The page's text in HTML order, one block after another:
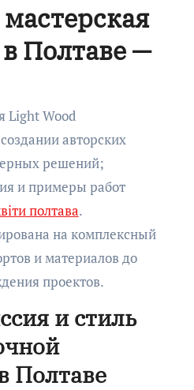
Полтаве —
авторских
решений;
и примеры работ
полтава.
на комплексный
и материалов до
проектов.
и стиль
Полтаве